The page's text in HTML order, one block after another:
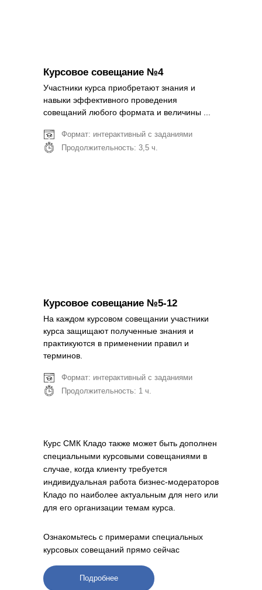
Курсовое совещание №5-12
На каждом курсовом совещании участники
курса защищают полученные знания и
практикуются в применении правил и
терминов.
Формат: интерактивный с заданиями
Продолжительность: 1 ч.
Курсовое совещание №4
Участники курса приобретают знания и
навыки эффективного проведения
совещаний любого формата и величины ...
Формат: интерактивный с заданиями
Продолжительность: 3,5 ч.
Курс СМК Кладо также может быть дополнен
специальными курсовыми совещаниями в
случае, когда клиенту требуется
индивидуальная работа бизнес-модераторов
Кладо по наиболее актуальным для него или
для его организации темам курса.
Ознакомьтесь с примерами специальных
курсовых совещаний прямо сейчас
Подробнее